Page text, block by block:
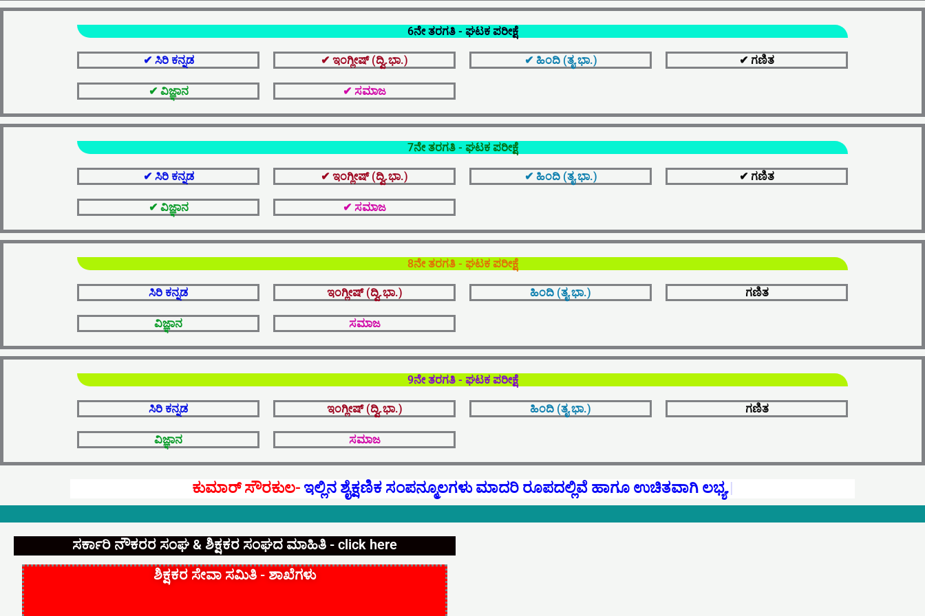
6ನೇ ತರಗತಿ - ಘಟಕ ಪರೀಕ್ಷೆ
✔ ಸಿರಿ ಕನ್ನಡ ✔ ಇಂಗ್ಲೀಷ್ (ದ್ವಿ.ಭಾ.) ✔ ಹಿಂದಿ (ತೃ.ಭಾ.) ✔ ಗಣಿತ
✔ ವಿಜ್ಞಾನ ✔ ಸಮಾಜ
7ನೇ ತರಗತಿ - ಘಟಕ ಪರೀಕ್ಷೆ
✔ ಸಿರಿ ಕನ್ನಡ ✔ ಇಂಗ್ಲೀಷ್ (ದ್ವಿ.ಭಾ.) ✔ ಹಿಂದಿ (ತೃ.ಭಾ.) ✔ ಗಣಿತ
✔ ವಿಜ್ಞಾನ ✔ ಸಮಾಜ
8ನೇ ತರಗತಿ - ಘಟಕ ಪರೀಕ್ಷೆ
ಸಿರಿ ಕನ್ನಡ ಇಂಗ್ಲೀಷ್ (ದ್ವಿ.ಭಾ.) ಹಿಂದಿ (ತೃ.ಭಾ.) ಗಣಿತ
ವಿಜ್ಞಾನ ಸಮಾಜ
9ನೇ ತರಗತಿ - ಘಟಕ ಪರೀಕ್ಷೆ
ಸಿರಿ ಕನ್ನಡ ಇಂಗ್ಲೀಷ್ (ದ್ವಿ.ಭಾ.) ಹಿಂದಿ (ತೃ.ಭಾ.) ಗಣಿತ
ವಿಜ್ಞಾನ ಸಮಾಜ
ಕುಮಾರ್‌ ಸೌರಕುಲ- ಇಲ್ಲಿನ ಶೈಕ್ಷಣಿಕ ಸಂಪನ್ಮೂಲಗಳು ಮಾದರಿ ರೂಪದಲ್ಲಿವೆ ಹಾಗೂ ಉಚಿತವಾಗಿ ಲಭ್ಯ.
ಸರ್ಕಾರಿ ನೌಕರರ ಸಂಘ & ಶಿಕ್ಷಕರ ಸಂಘದ ಮಾಹಿತಿ - click here
ಶಿಕ್ಷಕರ ಸೇವಾ ಸಮಿತಿ - ಶಾಖೆಗಳು